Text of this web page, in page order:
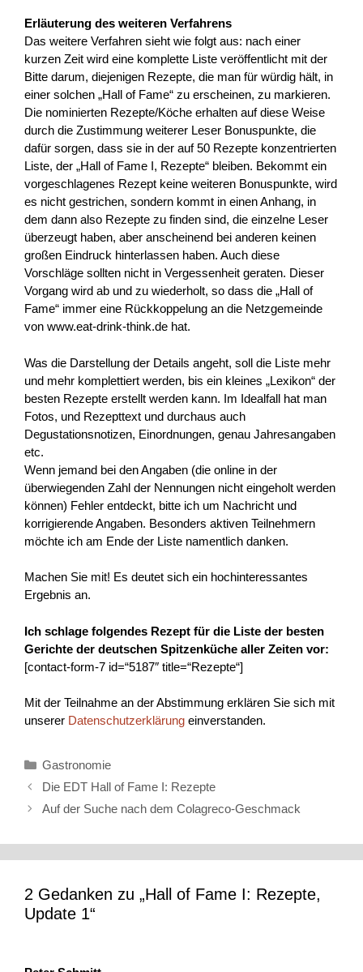
Erläuterung des weiteren Verfahrens
Das weitere Verfahren sieht wie folgt aus: nach einer
kurzen Zeit wird eine komplette Liste veröffentlicht mit der
Bitte darum, diejenigen Rezepte, die man für würdig hält, in
einer solchen „Hall of Fame“ zu erscheinen, zu markieren.
Die nominierten Rezepte/Köche erhalten auf diese Weise
durch die Zustimmung weiterer Leser Bonuspunkte, die
dafür sorgen, dass sie in der auf 50 Rezepte konzentrierten
Liste, der „Hall of Fame I, Rezepte“ bleiben. Bekommt ein
vorgeschlagenes Rezept keine weiteren Bonuspunkte, wird
es nicht gestrichen, sondern kommt in einen Anhang, in
dem dann also Rezepte zu finden sind, die einzelne Leser
überzeugt haben, aber anscheinend bei anderen keinen
großen Eindruck hinterlassen haben. Auch diese
Vorschläge sollten nicht in Vergessenheit geraten. Dieser
Vorgang wird ab und zu wiederholt, so dass die „Hall of
Fame“ immer eine Rückkoppelung an die Netzgemeinde
von www.eat-drink-think.de hat.
Was die Darstellung der Details angeht, soll die Liste mehr
und mehr komplettiert werden, bis ein kleines „Lexikon“ der
besten Rezepte erstellt werden kann. Im Idealfall hat man
Fotos, und Rezepttext und durchaus auch
Degustationsnotizen, Einordnungen, genau Jahresangaben
etc.
Wenn jemand bei den Angaben (die online in der
überwiegenden Zahl der Nennungen nicht eingeholt werden
können) Fehler entdeckt, bitte ich um Nachricht und
korrigierende Angaben. Besonders aktiven Teilnehmern
möchte ich am Ende der Liste namentlich danken.
Machen Sie mit! Es deutet sich ein hochinteressantes
Ergebnis an.
Ich schlage folgendes Rezept für die Liste der besten
Gerichte der deutschen Spitzenküche aller Zeiten vor:
[contact-form-7 id=“5187″ title=“Rezepte“]
Mit der Teilnahme an der Abstimmung erklären Sie sich mit
unserer Datenschutzerklärung einverstanden.
Kategorien
Gastronomie
Die EDT Hall of Fame I: Rezepte
Auf der Suche nach dem Colagreco-Geschmack
2 Gedanken zu „Hall of Fame I: Rezepte,
Update 1“